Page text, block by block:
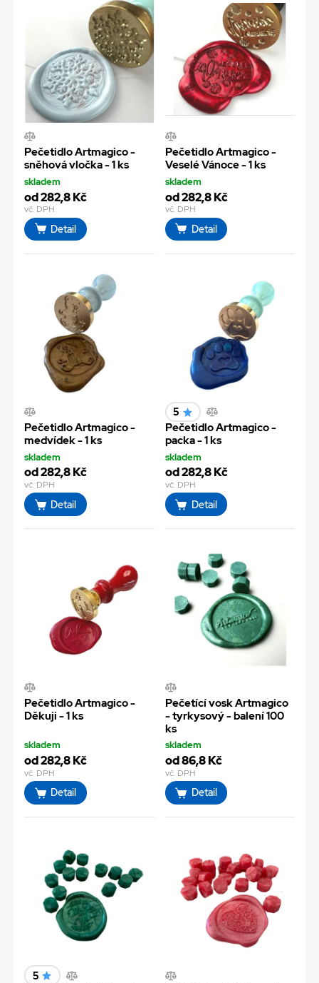
Pečetidlo Artmagico -
sněhová vločka - 1 ks
skladem
od 282,8 Kč
vč. DPH
Detail
Pečetidlo Artmagico -
Veselé Vánoce - 1 ks
skladem
od 282,8 Kč
vč. DPH
Detail
Pečetidlo Artmagico -
medvídek - 1 ks
skladem
od 282,8 Kč
vč. DPH
Detail
5
Pečetidlo Artmagico -
packa - 1 ks
skladem
od 282,8 Kč
vč. DPH
Detail
Pečetidlo Artmagico -
Děkuji - 1 ks
skladem
od 282,8 Kč
vč. DPH
Detail
Pečetící vosk Artmagico
- tyrkysový - balení 100
ks
skladem
od 86,8 Kč
vč. DPH
Detail
5